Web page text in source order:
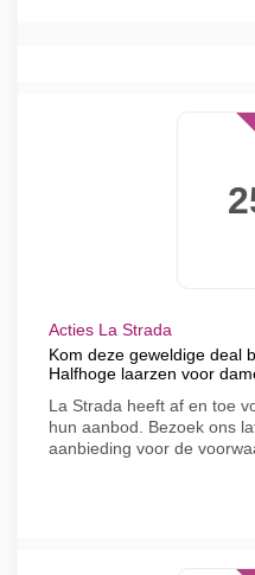
Acties La Strada
Kom deze geweldige deal
Halfhoge laarzen voor
La Strada heeft af en toe
hun aanbod. Bezoek ons
aanbieding voor de